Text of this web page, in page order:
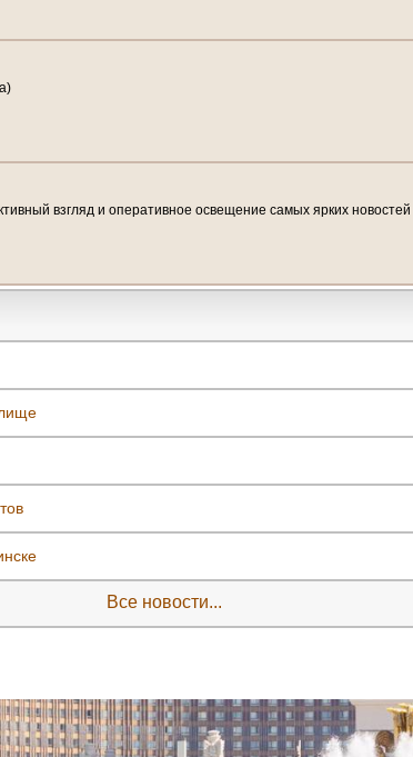
взгляд и оперативное освещение самых ярких
Все новости...